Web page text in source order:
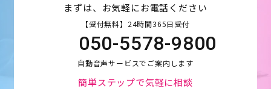
まずは、お気軽にお電話ください
【受付無料】24時間365日受付
050-5578-9800
自動音声サービスでご案内します
簡単ステップで気軽に相談